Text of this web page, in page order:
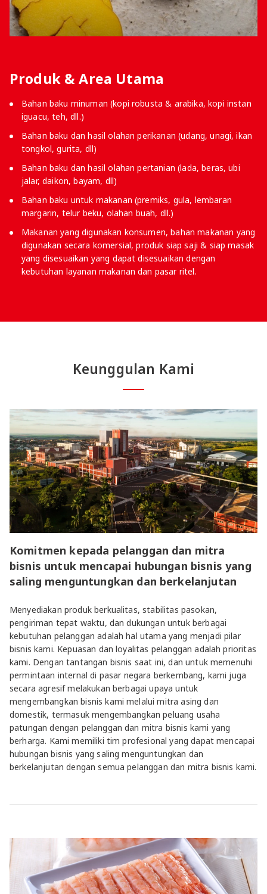
Produk & Area Utama
Bahan baku minuman (kopi robusta & arabika, kopi instan
iguacu, teh, dll.)
Bahan baku dan hasil olahan perikanan (udang, unagi, ikan
tongkol, gurita, dll)
Bahan baku dan hasil olahan pertanian (lada, beras, ubi
jalar, daikon, bayam, dll)
Bahan baku untuk makanan (premiks, gula, lembaran
margarin, telur beku, olahan buah, dll.)
Makanan yang digunakan konsumen, bahan makanan yang
digunakan secara komersial, produk siap saji & siap masak
yang disesuaikan yang dapat disesuaikan dengan
kebutuhan layanan makanan dan pasar ritel.
Keunggulan Kami
Komitmen kepada pelanggan dan mitra
bisnis untuk mencapai hubungan bisnis yang
saling menguntungkan dan berkelanjutan
Menyediakan produk berkualitas, stabilitas pasokan,
pengiriman tepat waktu, dan dukungan untuk berbagai
kebutuhan pelanggan adalah hal utama yang menjadi pilar
bisnis kami. Kepuasan dan loyalitas pelanggan adalah prioritas
kami. Dengan tantangan bisnis saat ini, dan untuk memenuhi
permintaan internal di pasar negara berkembang, kami juga
secara agresif melakukan berbagai upaya untuk
mengembangkan bisnis kami melalui mitra asing dan
domestik, termasuk mengembangkan peluang usaha
patungan dengan pelanggan dan mitra bisnis kami yang
berharga. Kami memiliki tim profesional yang dapat mencapai
hubungan bisnis yang saling menguntungkan dan
berkelanjutan dengan semua pelanggan dan mitra bisnis kami.